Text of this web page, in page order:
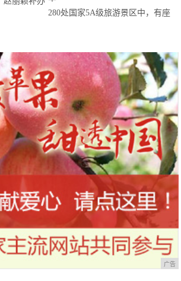
280处国家5A级旅游景区中，有座
广告